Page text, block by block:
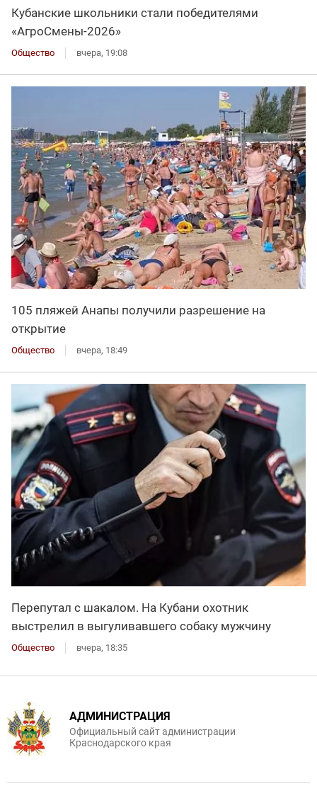
Кубанские школьники стали победителями
«АгроСмены-2026»
Общество вчера, 19:08
105 пляжей Анапы получили разрешение на
открытие
Общество вчера, 18:49
Перепутал с шакалом. На Кубани охотник
выстрелил в выгуливавшего собаку мужчину
Общество вчера, 18:35
АДМИНИСТРАЦИЯ
Официальный сайт администрации
Краснодарского края